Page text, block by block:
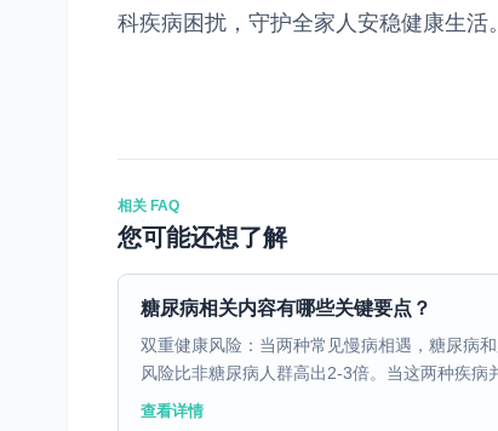
科疾病困扰，守护全家人安稳健康生活。
相关 FAQ
您可能还想了解
糖尿病相关内容有哪些关键要点？
双重健康风险：当两种常见慢病相遇，糖尿病
风险比非糖尿病人群高出2-3倍。当这两种疾病
查看详情